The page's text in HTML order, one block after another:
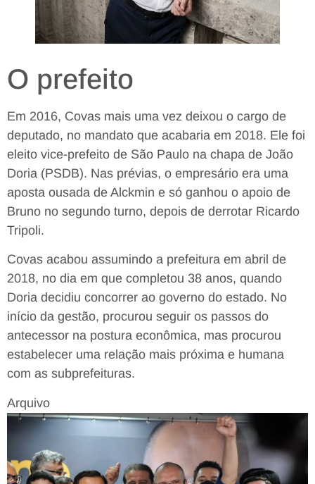
O prefeito
Em 2016, Covas mais uma vez deixou o cargo de
deputado, no mandato que acabaria em 2018. Ele foi
eleito vice-prefeito de São Paulo na chapa de João
Doria (PSDB). Nas prévias, o empresário era uma
aposta ousada de Alckmin e só ganhou o apoio de
Bruno no segundo turno, depois de derrotar Ricardo
Tripoli.
Covas acabou assumindo a prefeitura em abril de
2018, no dia em que completou 38 anos, quando
Doria decidiu concorrer ao governo do estado. No
início da gestão, procurou seguir os passos do
antecessor na postura econômica, mas procurou
estabelecer uma relação mais próxima e humana
com as subprefeituras.
Arquivo